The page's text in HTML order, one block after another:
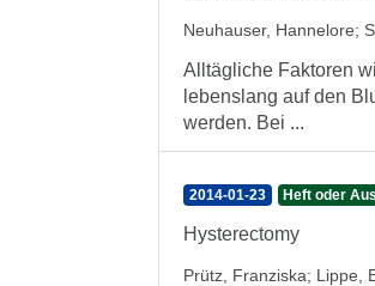
Neuhauser, Hannelore;
Alltägliche Faktoren
lebenslang auf den
werden. Bei ...
2014-01-23 Heft oder
Hysterectomy
Prütz, Franziska; Lippe,